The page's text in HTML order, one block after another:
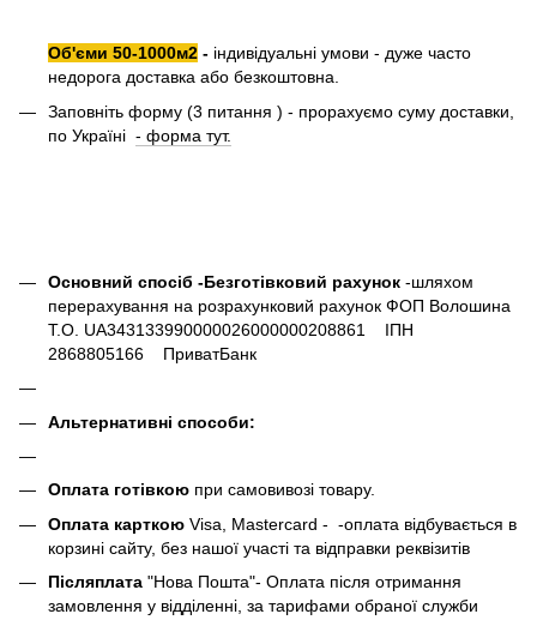
Об'єми 50-1000м2 - індивідуальні умови - дуже часто
недорога доставка або безкоштовна.
Заповніть форму (3 питання ) - прорахуємо суму доставки,
по Україні - форма тут.
Основний спосіб -Безготівковий рахунок -шляхом
перерахування на розрахунковий рахунок ФОП Волошина
Т.О. UA343133990000026000000208861 ІПН
2868805166 ПриватБанк
Альтернативні способи:
Оплата готівкою при самовивозі товару.
Оплата карткою Visa, Mastercard - -оплата відбувається в
корзині сайту, без нашої участі та відправки реквізитів
Післяплата "Нова Пошта"- Оплата після отримання
замовлення у відділенні, за тарифами обраної служби